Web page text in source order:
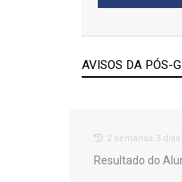
AVISOS DA PÓS-
2 semanas 3 dias
Resultado do